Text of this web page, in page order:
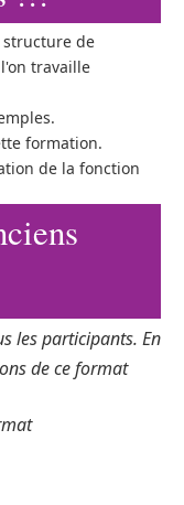
structure de
travaille
formation.
de la fonction
les participants. En
de ce format